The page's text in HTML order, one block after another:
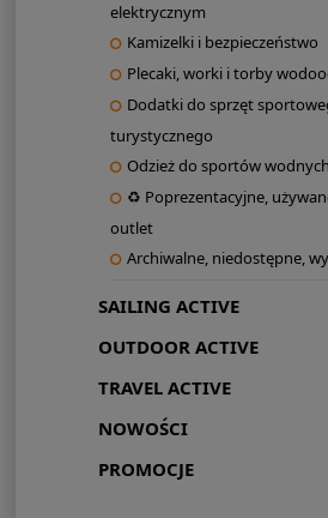
elektrycznym
Kamizelki i bezpieczeństwo
Plecaki, worki i torby
Dodatki do sprzęt
turystycznego
Odzież do sportów wodnych
♻ Poprezentacyjne,
outlet
Archiwalne, niedostępne,
SAILING ACTIVE
OUTDOOR ACTIVE
TRAVEL ACTIVE
NOWOŚCI
PROMOCJE